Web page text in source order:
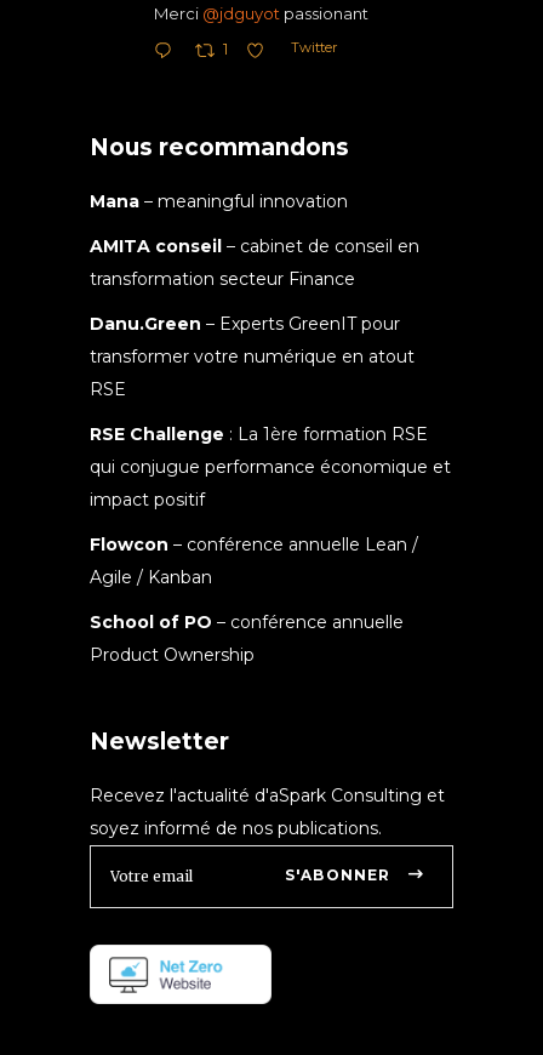
Merci @jdguyot passionant
1 Twitter
Nous recommandons
Mana – meaningful innovation
AMITA conseil – cabinet de conseil en
transformation secteur Finance
Danu.Green – Experts GreenIT pour
transformer votre numérique en atout
RSE
RSE Challenge : La 1ère formation RSE
qui conjugue performance économique et
impact positif
Flowcon – conférence annuelle Lean /
Agile / Kanban
School of PO – conférence annuelle
Product Ownership
Newsletter
Recevez l'actualité d'aSpark Consulting et
soyez informé de nos publications.
S'ABONNER